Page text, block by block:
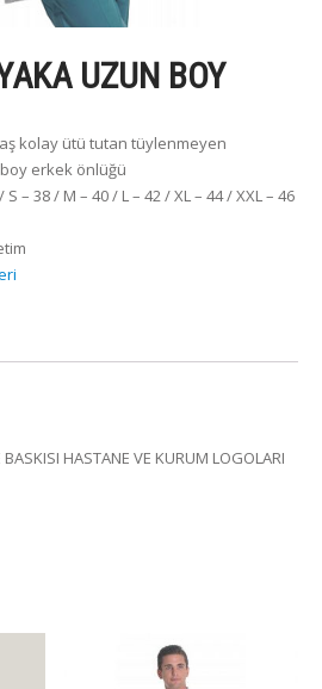
UZUN BOY
kolay ütü tutan tüylenmeyen
erkek önlüğü
S – 38 / M – 40 / L – 42 / XL – 44 / XXL – 46
HASTANE VE KURUM LOGOLARI